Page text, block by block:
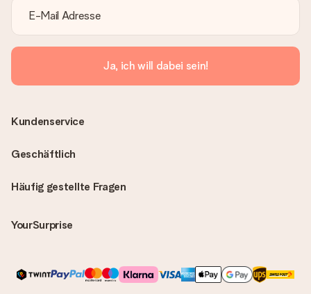
Ja, ich will dabei sein!
Häufig gestellte Fragen
YourSurprise
Kundenservice
Geschäftlich